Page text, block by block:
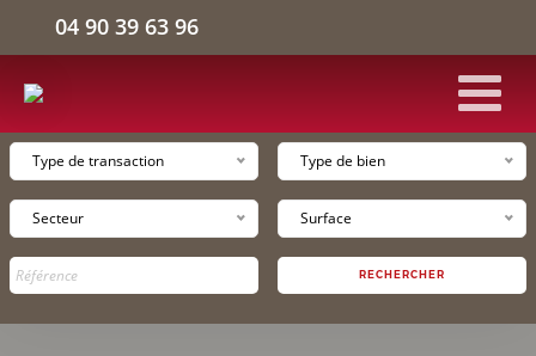
04 90 39 63 96
ACCUEIL
BÂTIMENTS D'ACTIVITÉS
Type de transaction Type de bien
Secteur Surface
RECHERCHER